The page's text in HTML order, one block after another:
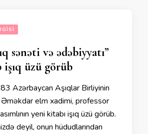
sənəti və ədəbiyyatı”
işıq üzü görüb
Azərbaycan Aşıqlar Birliyinin
elm xadimi, professor
yeni kitabı işıq üzü görüb.
deyil, onun hüdudlarından